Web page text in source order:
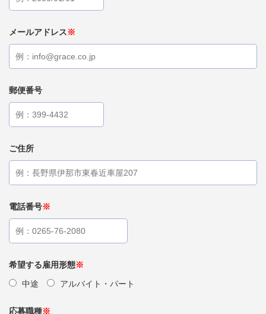
メールアドレス※
郵便番号
ご住所
電話番号※
希望する雇用形態※
中途
アルバイト・パート
応募職種※